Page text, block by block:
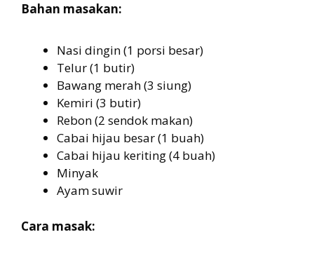
Bahan masakan:
Nasi dingin (1 porsi besar)
Telur (1 butir)
Bawang merah (3 siung)
Kemiri (3 butir)
Rebon (2 sendok makan)
Cabai hijau besar (1 buah)
Cabai hijau keriting (4 buah)
Minyak
Ayam suwir
Cara masak: